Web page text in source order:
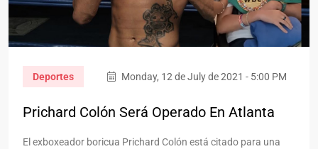
Deportes Monday, 12 de July de 2021 - 5:00 PM
Prichard Colón Será Operado En Atlanta
El exboxeador boricua Prichard Colón está citado para una